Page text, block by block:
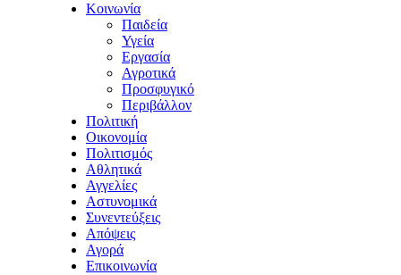
Κοινωνία
Παιδεία
Υγεία
Εργασία
Αγροτικά
Προσφυγικό
Περιβάλλον
Πολιτική
Οικονομία
Πολιτισμός
Αθλητικά
Αγγελίες
Αστυνομικά
Συνεντεύξεις
Απόψεις
Αγορά
Επικοινωνία